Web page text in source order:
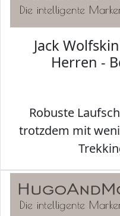
Jack
Herren -
Robuste
trotzdem mit